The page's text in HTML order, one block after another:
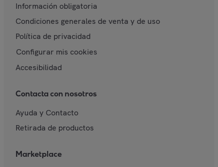
Información obligatoria
Condiciones generales de venta y de uso
Política de privacidad
Configurar mis cookies
Accesibilidad
Contacta con nosotros
Ayuda y Contacto
Retirada de productos
Marketplace